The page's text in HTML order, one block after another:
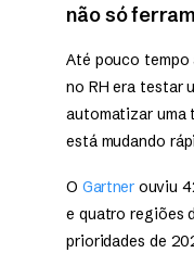
não só
Até pouco
no RH era testar
automatizar uma
está mudando
O Gartnerouviu
e quatro regiões
prioridades de